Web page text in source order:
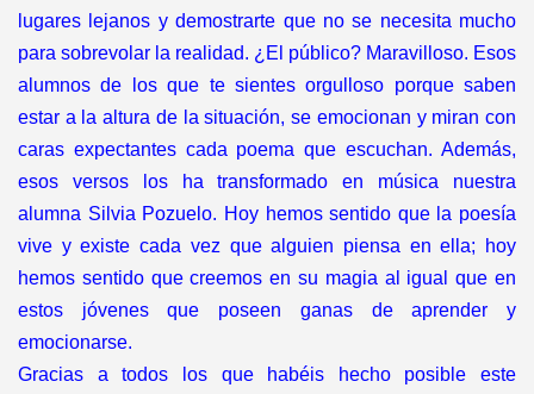
lugares lejanos y demostrarte que no se necesita mucho
para sobrevolar la realidad. ¿El público? Maravilloso. Esos
alumnos de los que te sientes orgulloso porque saben
estar a la altura de la situación, se emocionan y miran con
caras expectantes cada poema que escuchan. Además,
esos versos los ha transformado en música nuestra
alumna Silvia Pozuelo. Hoy hemos sentido que la poesía
vive y existe cada vez que alguien piensa en ella; hoy
hemos sentido que creemos en su magia al igual que en
estos jóvenes que poseen ganas de aprender y
emocionarse.
Gracias a todos los que habéis hecho posible este